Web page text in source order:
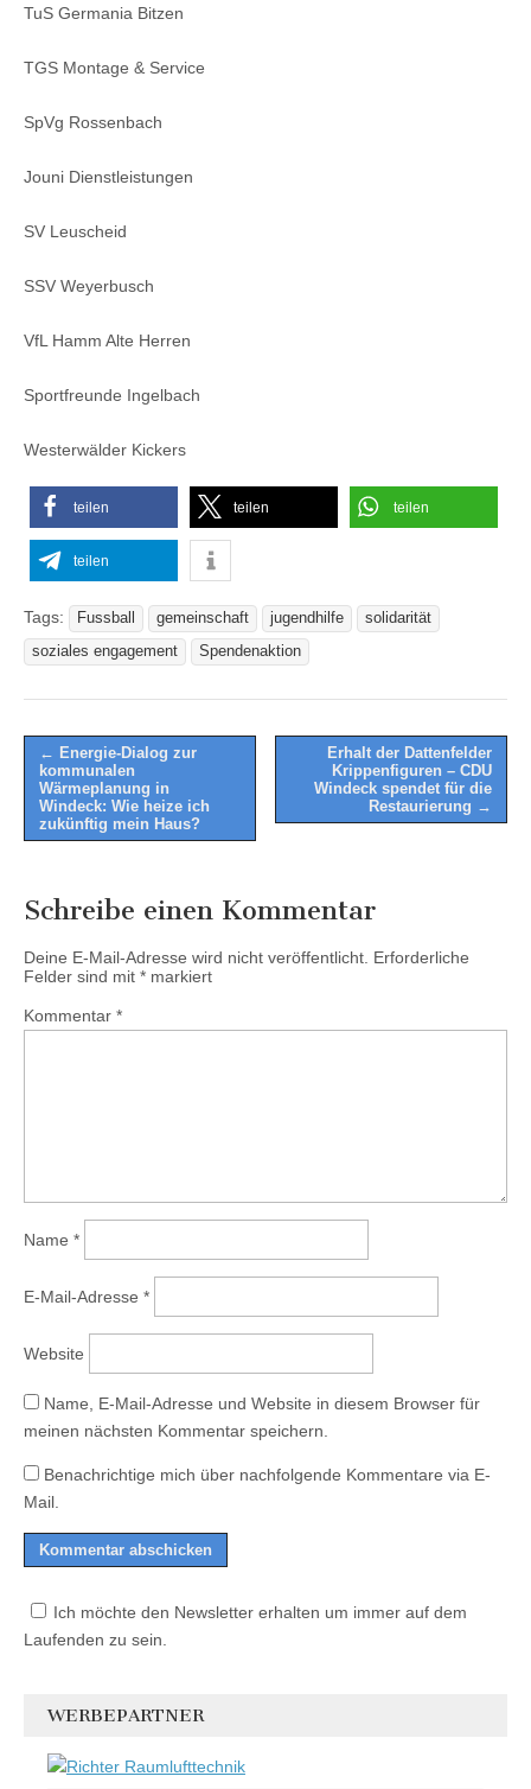
TuS Germania Bitzen
TGS Montage & Service
SpVg Rossenbach
Jouni Dienstleistungen
SV Leuscheid
SSV Weyerbusch
VfL Hamm Alte Herren
Sportfreunde Ingelbach
Westerwälder Kickers
teilen teilen teilen
teilen
Tags: Fussball gemeinschaft jugendhilfe
solidarität
soziales engagement
Spendenaktion
Post
navigation
← Energie-Dialog zur
kommunalen
Wärmeplanung in
Windeck: Wie heize ich
zukünftig mein Haus?
Erhalt der Dattenfelder
Krippenfiguren – CDU
Windeck spendet für die
Restaurierung →
Schreibe einen Kommentar
Deine E-Mail-Adresse wird nicht veröffentlicht. Erforderliche
Felder sind mit * markiert
Kommentar *
Name *
E-Mail-Adresse *
Website
Name, E-Mail-Adresse und Website in diesem Browser für
meinen nächsten Kommentar speichern.
Benachrichtige mich über nachfolgende Kommentare via E-
Mail.
Ich möchte den Newsletter erhalten um immer auf dem
Laufenden zu sein.
WERBEPARTNER